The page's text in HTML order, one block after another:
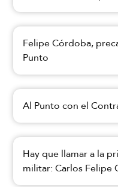
Felipe Córdoba,
Punto
Al Punto con el
Hay que llamar a la
militar: Carlos Felipe